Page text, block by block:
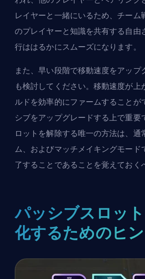
レイヤーと一緒にいるため、チーム
のプレイヤーと知識を共有する自由
行ははるかにスムーズになります。
また、早い段階で移動速度をアップ
も検討してください。移動速度が上
ルドを効率的にファームすることが
シブをアップグレードする上で重要
ロットを解除する唯一の方法は、通
ム、およびマッチメイキングモード
了することであることを覚えておく
パッシブスロッ
化するためのヒ